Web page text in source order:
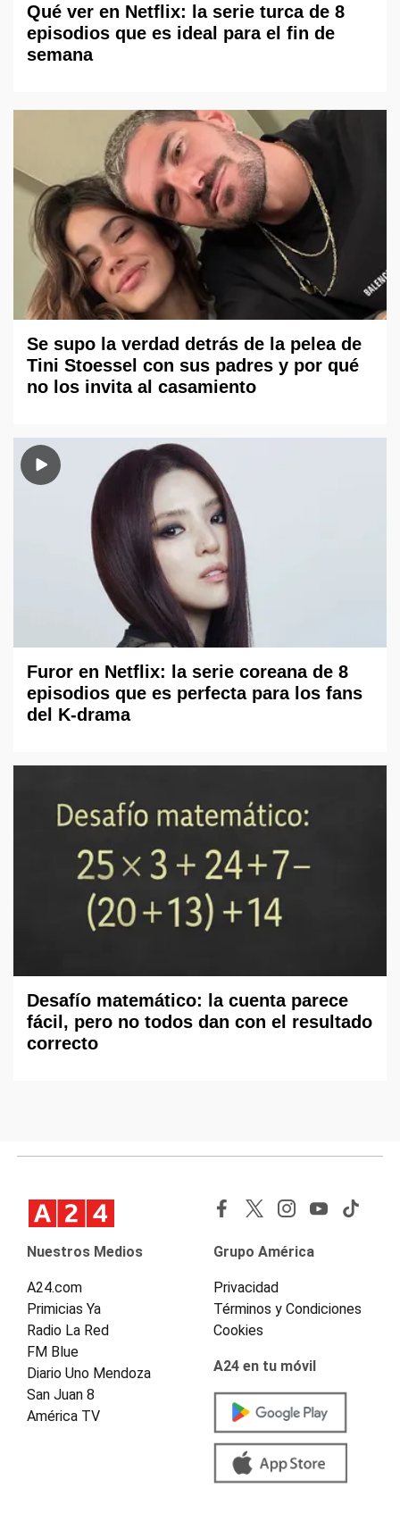
Qué ver en Netflix: la serie turca de 8
episodios que es ideal para el fin de
semana
Se supo la verdad detrás de la pelea de
Tini Stoessel con sus padres y por qué
no los invita al casamiento
Furor en Netflix: la serie coreana de 8
episodios que es perfecta para los fans
del K-drama
Desafío matemático: la cuenta parece
fácil, pero no todos dan con el resultado
correcto
Nuestros Medios
A24.com
Primicias Ya
Radio La Red
FM Blue
Diario Uno Mendoza
San Juan 8
América TV
Grupo América
Privacidad
Términos y Condiciones
Cookies
A24 en tu móvil